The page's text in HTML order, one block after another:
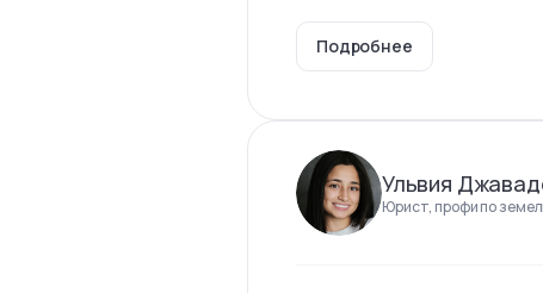
Подробнее
Ульвия
Юрист, профи по